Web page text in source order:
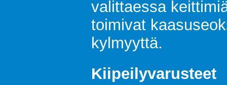
valittaessa
toimivat
kylmyyttä.
Kiipeilyvarusteet